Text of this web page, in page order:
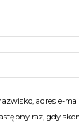
adres e-
raz, gdy